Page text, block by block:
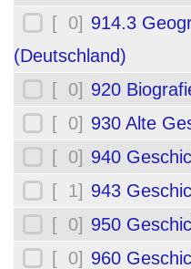
[ 0] 914.3
(Deutschland)
[ 0] 920
[ 0] 930 Alte
[ 0] 940
[ 1] 943
[ 0] 950
[ 0] 960